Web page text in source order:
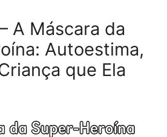
A Máscara da
Autoestima,
que Ela